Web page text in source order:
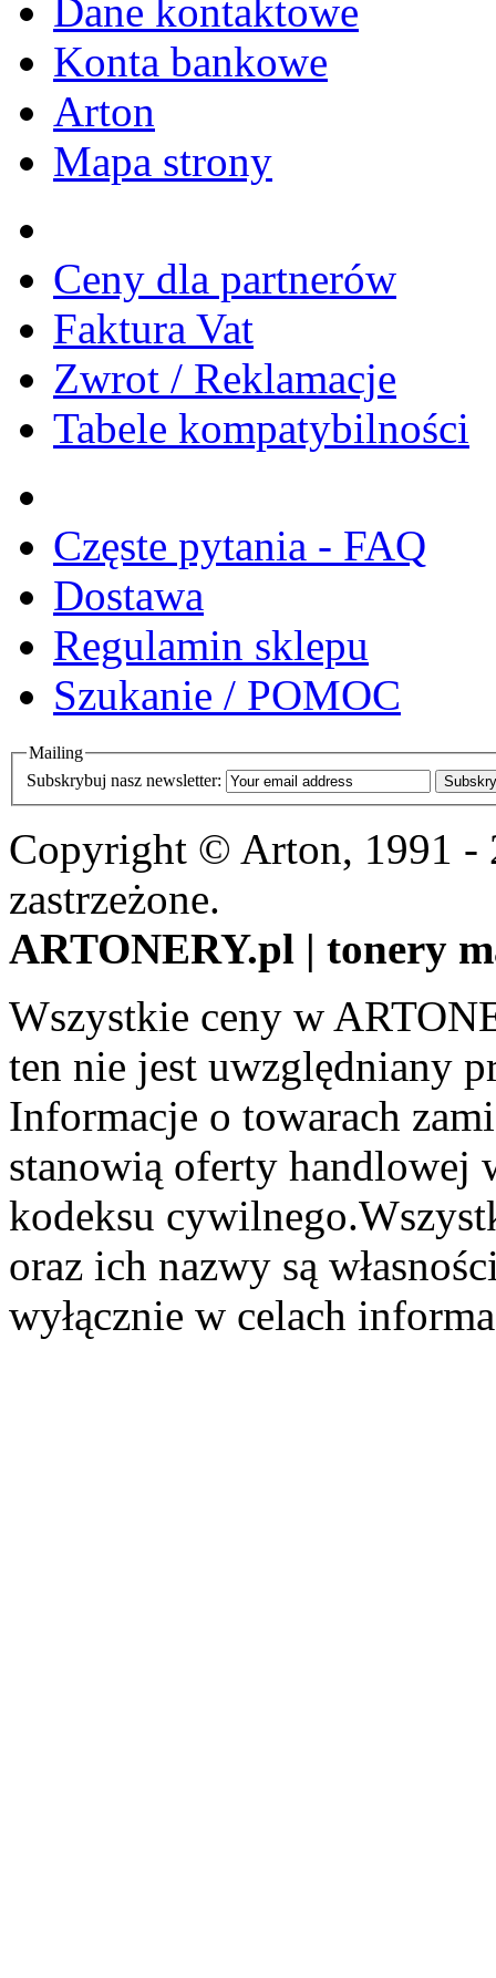
Dane kontaktowe
Konta bankowe
Arton
Mapa strony
Ceny dla partnerów
Faktura Vat
Zwrot / Reklamacje
Tabele kompatybilności
Częste pytania - FAQ
Dostawa
Regulamin sklepu
Szukanie / POMOC
Mailing
Subskrybuj nasz newsletter:
Copyright © Arton, 1991 -
zastrzeżone.
ARTONERY.pl | tonery
Wszystkie ceny w
ten nie jest uwzględniany
Informacje o towarach
stanowią oferty
kodeksu
oraz ich nazwy są
wyłącznie w celach